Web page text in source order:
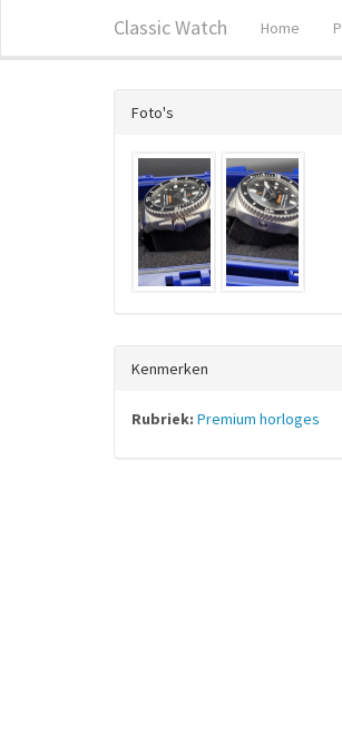
Classic Watch Home
Foto's
Kenmerken
Rubriek: Premium horloges